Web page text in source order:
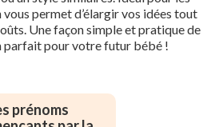
permet d’élargir vos idées tout
Une façon simple et pratique de
parfait pour votre futur bébé !
prénoms